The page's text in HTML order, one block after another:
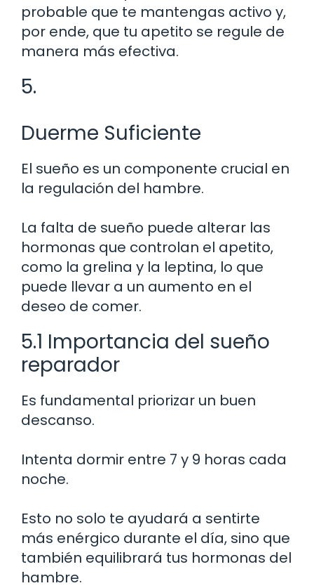
probable que te mantengas activo y,
por ende, que tu apetito se regule de
manera más efectiva.
5.
Duerme Suficiente
El sueño es un componente crucial en
la regulación del hambre.
La falta de sueño puede alterar las
hormonas que controlan el apetito,
como la grelina y la leptina, lo que
puede llevar a un aumento en el
deseo de comer.
5.1 Importancia del sueño
reparador
Es fundamental priorizar un buen
descanso.
Intenta dormir entre 7 y 9 horas cada
noche.
Esto no solo te ayudará a sentirte
más enérgico durante el día, sino que
también equilibrará tus hormonas del
hambre.